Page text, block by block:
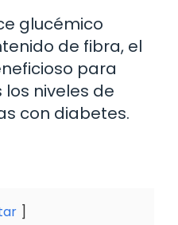
glucémico
de fibra, el
para
niveles de
con diabetes.